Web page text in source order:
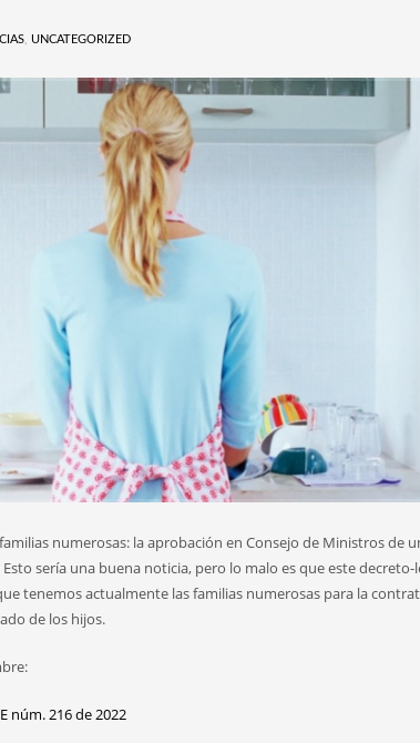
UNCATEGORIZED
numerosas: la aprobación en Consejo de Ministros de
sería una buena noticia, pero lo malo es que este decreto-
tenemos actualmente las familias numerosas para la
de los hijos.
núm. 216 de 2022